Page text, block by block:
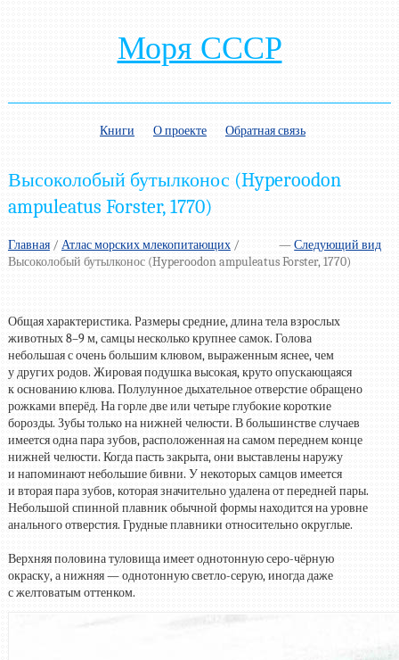
Моря СССР
Книги О проекте Обратная связь
Высоколобый бутылконос (Hyperoodon
ampuleatus Forster, 1770)
Главная/ —Следующий вид
Атлас морских млекопитающих/
Высоколобый бутылконос (Hyperoodon ampuleatus Forster, 1770)
Общая характеристика. Размеры средние, длина тела взрослых
животных8–9 м,самцы несколько крупнее самок. Голова
небольшая с очень большим клювом, выраженным яснее, чем
у других родов. Жировая подушка высокая, круто опускающаяся
к основанию клюва. Полулунное дыхательное отверстие обращено
рожками вперёд. На горле две или четыре глубокие короткие
борозды. Зубы только на нижней челюсти. В большинстве случаев
имеется одна пара зубов, расположенная на самом переднем конце
нижней челюсти. Когда пасть закрыта, они выставлены наружу
и напоминают небольшие бивни. У некоторых самцов имеется
и вторая пара зубов, которая значительно удалена от передней пары.
Небольшой спинной плавник обычной формы находится на уровне
анального отверстия. Грудные плавники относительно округлые.
Верхняя половина туловища имеет однотонную серо-чёрную
окраску, а нижняя — однотонную светло-серую, иногда даже
с желтоватым оттенком.